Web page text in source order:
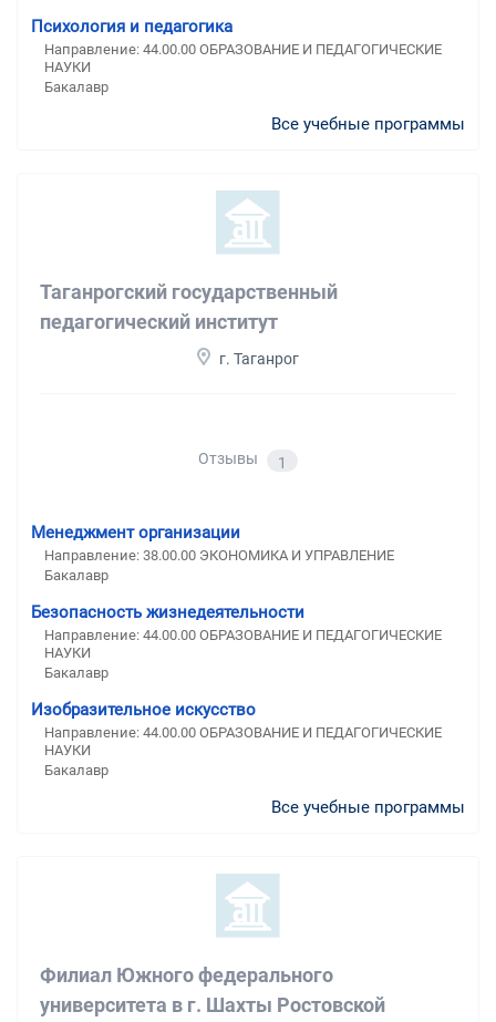
Психология и педагогика
Направление: 44.00.00 ОБРАЗОВАНИЕ И ПЕДАГОГИЧЕСКИЕ
НАУКИ
Бакалавр
Все учебные программы
Таганрогский государственный
педагогический институт
г. Таганрог
Отзывы 1
Менеджмент организации
Направление: 38.00.00 ЭКОНОМИКА И УПРАВЛЕНИЕ
Бакалавр
Безопасность жизнедеятельности
Направление: 44.00.00 ОБРАЗОВАНИЕ И ПЕДАГОГИЧЕСКИЕ
НАУКИ
Бакалавр
Изобразительное искусство
Направление: 44.00.00 ОБРАЗОВАНИЕ И ПЕДАГОГИЧЕСКИЕ
НАУКИ
Бакалавр
Все учебные программы
Филиал Южного федерального
университета в г. Шахты Ростовской